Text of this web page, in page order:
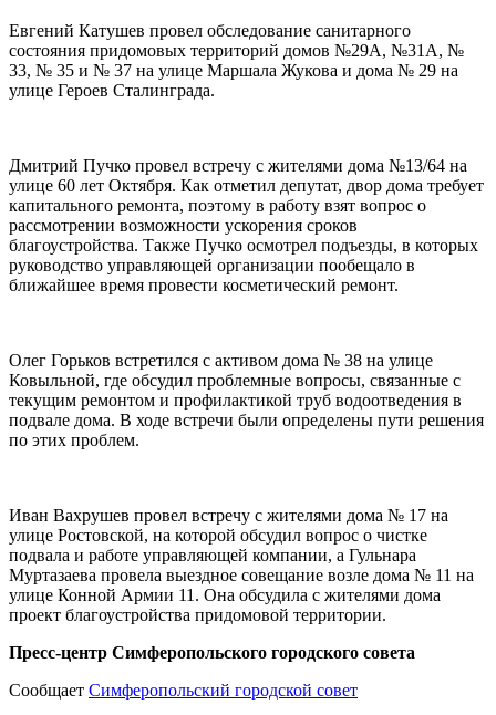
Евгений Катушев провел обследование санитарного
состояния придомовых территорий домов №29А, №31А, №
33, № 35 и № 37 на улице Маршала Жукова и дома № 29 на
улице Героев Сталинграда.
Дмитрий Пучко провел встречу с жителями дома №13/64 на
улице 60 лет Октября. Как отметил депутат, двор дома требует
капитального ремонта, поэтому в работу взят вопрос о
рассмотрении возможности ускорения сроков
благоустройства. Также Пучко осмотрел подъезды, в которых
руководство управляющей организации пообещало в
ближайшее время провести косметический ремонт.
Олег Горьков встретился с активом дома № 38 на улице
Ковыльной, где обсудил проблемные вопросы, связанные с
текущим ремонтом и профилактикой труб водоотведения в
подвале дома. В ходе встречи были определены пути решения
по этих проблем.
Иван Вахрушев провел встречу с жителями дома № 17 на
улице Ростовской, на которой обсудил вопрос о чистке
подвала и работе управляющей компании, а Гульнара
Муртазаева провела выездное совещание возле дома № 11 на
улице Конной Армии 11. Она обсудила с жителями дома
проект благоустройства придомовой территории.
Пресс-центр Симферопольского городского совета
Сообщает Симферопольский городской совет